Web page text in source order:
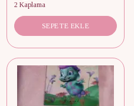
2 Kaplama
SEPETE EKLE